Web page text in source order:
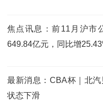
焦点讯息：前11月沪市
649.84亿元，同比增
最新消息：CBA杯｜北
状态下滑